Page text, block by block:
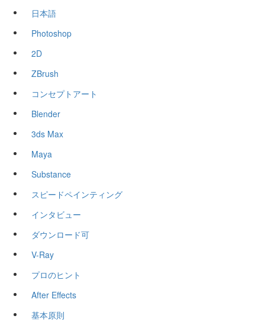
日本語
Photoshop
2D
ZBrush
コンセプトアート
Blender
3ds Max
Maya
Substance
スピードペインティング
インタビュー
ダウンロード可
V-Ray
プロのヒント
After Effects
基本原則